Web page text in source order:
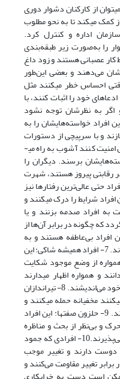
از کارکنان دشوار دوری
کمک می­کند تا به نحو مطلوب
اداره و کنترل کرد.
را به‌صورت زیر طبقه‌بندی
کار عصبانی هستند و زود داغ
می‌دهند و بعضی این‌طور
وقتی احساس خطر می­کنند مثل
خود را اثبات کنند، با
اگر به نظرشان توجه نشود
این افراد خواسته‌هایشان را به
و با سرپیچی از دستورات
کنند آشوب به راه می­
برسند. دیگران را
رقابتی پیروز هستند، شهرت
افراد حتی عالی‌ترین رفتارها نیز
این افراد شرایط را درک می­کنند و
به افراد صدمه بزنند و یا
که چگونه در برابر آن‌ها از
مزاحم: این افراد بی‌عاطفه هستند و به
ایجاد مزاحمت برای دیگران عادت کرده­اند. 7- افراد همیشه شاکی: این
از وضع موجود شکایت
و همواره اظهار می­دارند
دیگران چطور رفتار کنند و کمتر به رفتار خود می‌اندیشند. 8- تیراندازان
مخفیانه حمله می­کنند و
نمی­خواهند مستقیماً با کسی رودررو شوند. 9- حلزون صفت­ها: این افراد
و بی‌نظر از بحث و مناظره
دوری می­کنند و هیچ‌گونه مسئولیتی را نمی‌پذیرند.10- افرادی که جمود
دوست دارند و تغییر موجب
تغییر مقاومت می‌کنند و